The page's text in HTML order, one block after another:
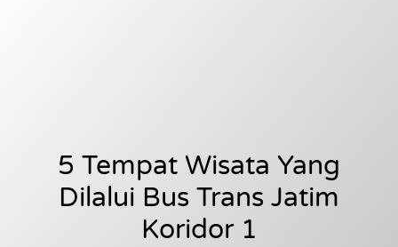
5 Tempat Wisata Yang
Dilalui Bus Trans Jatim
Koridor 1